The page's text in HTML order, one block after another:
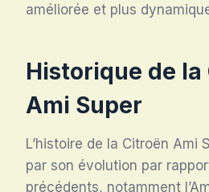
améliorée et plus
Historique de la
Ami Super
L’histoire de la Citroën Ami
par son évolution par
précédents, notamment